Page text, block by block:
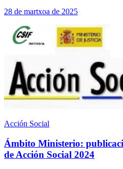
28 de martxoa de 2025
Acción Social
Ámbito Ministerio:
de Acción Social 2024